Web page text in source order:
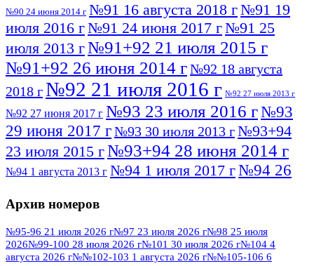
№90 24 июня 2014 г №91 16 августа 2018 г№91 19
июля 2016 г№91 24 июня 2017 г№91 25
июля 2013 г№91+92 21 июля 2015 г
№91+92 26 июня 2014 г№92 18 августа
2018 г№92 21 июля 2016 г №92 27 июля 2013 г
№92 27 июня 2017 г №93 23 июля 2016 г№93
29 июня 2017 г№93 30 июля 2013 г№93+94
23 июля 2015 г№93+94 28 июня 2014 г
№94 1 августа 2013 г №94 1 июля 2017 г№94 26
№95 7 августа 2012 г
№95 28 июля 2016 г№95+96 3 августа
2013 г№96 6 июля 2017 г№96 9 августа
Архив номеров
№95-96 21 июля 2026 г№97 23 июля 2026 г№98 25 июля
2026№99-100 28 июля 2026 г№101 30 июля 2026 г№104 4
августа 2026 г№№102-103 1 августа 2026 г№№105-106 6